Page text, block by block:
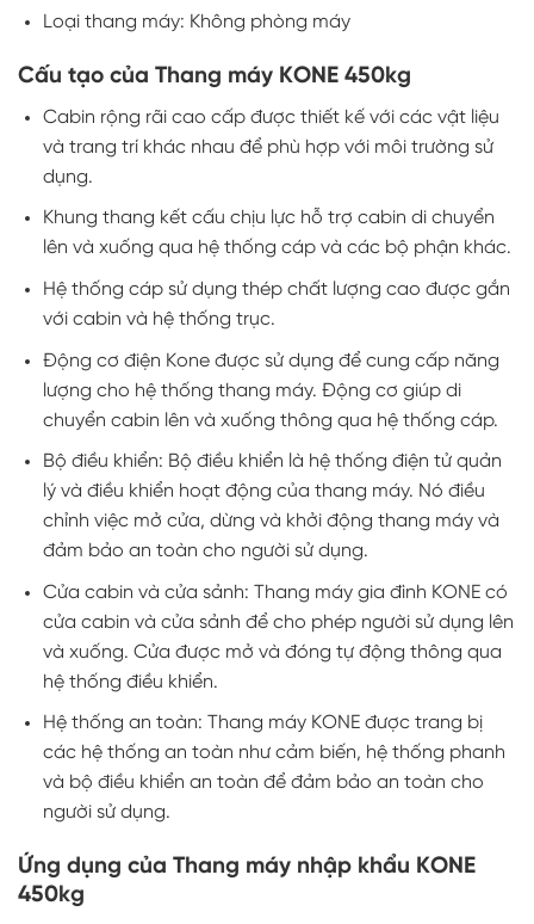
Loại thang máy: Không phòng máy
Cấu tạo của Thang máy KONE 450kg
Cabin rộng rãi cao cấp được thiết kế với các vật liệu
và trang trí khác nhau để phù hợp với môi trường sử
dụng.
Khung thang kết cấu chịu lực hỗ trợ cabin di chuyển
lên và xuống qua hệ thống cáp và các bộ phận khác.
Hệ thống cáp sử dụng thép chất lượng cao được gắn
với cabin và hệ thống trục.
Động cơ điện Kone được sử dụng để cung cấp năng
lượng cho hệ thống thang máy. Động cơ giúp di
chuyển cabin lên và xuống thông qua hệ thống cáp.
Bộ điều khiển: Bộ điều khiển là hệ thống điện tử quản
lý và điều khiển hoạt động của thang máy. Nó điều
chỉnh việc mở cửa, dừng và khởi động thang máy và
đảm bảo an toàn cho người sử dụng.
Cửa cabin và cửa sảnh: Thang máy gia đình KONE có
cửa cabin và cửa sảnh để cho phép người sử dụng lên
và xuống. Cửa được mở và đóng tự động thông qua
hệ thống điều khiển.
Hệ thống an toàn: Thang máy KONE được trang bị
các hệ thống an toàn như cảm biến, hệ thống phanh
và bộ điều khiển an toàn để đảm bảo an toàn cho
người sử dụng.
Ứng dụng của Thang máy nhập khẩu KONE
450kg